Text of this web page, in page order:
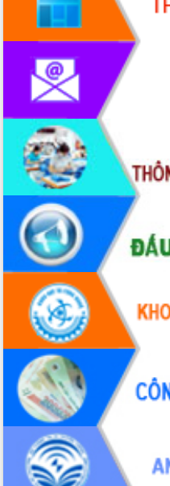
Họp báo thông tin về Hội nghị Công bố
Quy hoạch và Xúc tiến đầu tư tỉnh Đắk
Khơi thông điểm nghẽn, đẩy nhanh
giải ngân vốn khắc phục thiên tai
HĐND tỉnh thông qua điều chỉnh Quy
hoạch tỉnh thời kỳ 2021-2030
Hội thảo góp ý hồ sơ điều chỉnh quy
hoạch tỉnh Đắk Lắk thời kỳ 2021-2030,
tầm nhìn đến năm 2050
Nâng cao hiệu quả hoạt động của các
doanh nghiệp nhà nước
Hội nghị triển khai kết nối mạng
truyền số liệu chuyên dùng phục vụ cơ
quan Đảng, Nhà nước
Lễ phát động chuỗi hoạt động chung
tay làm sạch môi trường
Xã Ea Kar bước chuyển mình trong
công tác cải cách hành chính mô hình
UBND tỉnh họp báo định kỳ tháng 4
năm 2026
Hội thảo khoa học “Giải pháp thúc đẩy
phát triển nền kinh tế xanh tại tỉnh
Đắk Lắk”
Tăng cường giám sát, đôn đốc thực
hiện nhiệm vụ quản lý tài sản công